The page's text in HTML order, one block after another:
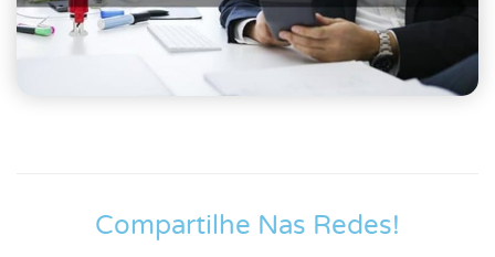
Compartilhe Nas Redes!